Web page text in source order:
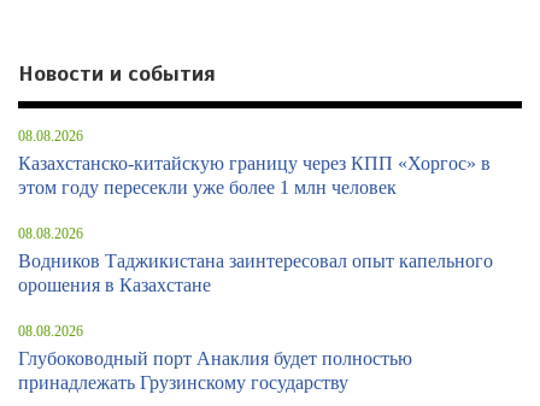
Новости и события
08.08.2026
Казахстанско-китайскую границу через КПП «Хоргос» в
этом году пересекли уже более 1 млн человек
08.08.2026
Водников Таджикистана заинтересовал опыт капельного
орошения в Казахстане
08.08.2026
Глубоководный порт Анаклия будет полностью
принадлежать Грузинскому государству